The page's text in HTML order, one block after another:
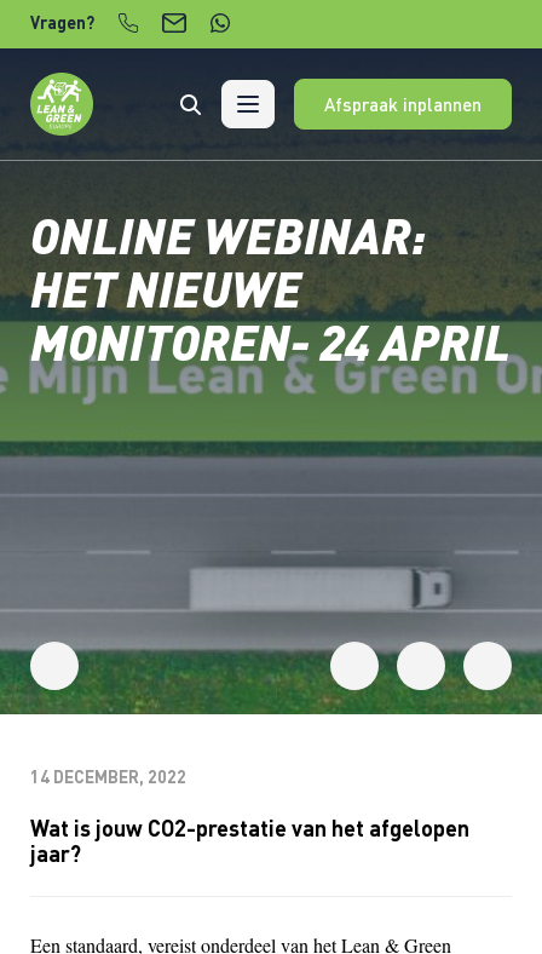
Verder naar content
Vragen?
Afspraak inplannen
ONLINE WEBINAR:
HET NIEUWE
MONITOREN- 24 APRIL
14 DECEMBER, 2022
Wat is jouw CO2-prestatie van het afgelopen
jaar?
Een standaard, vereist onderdeel van het Lean & Green